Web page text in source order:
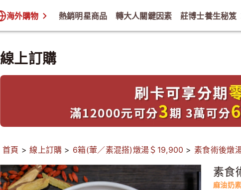
海外購物 熱銷明星商品 轉大人關鍵因素 莊博士養生秘笈
線上訂購
首頁 >線上訂購 > 6箱(葷／素混搭)燉湯＄19,900 >素食術後燉
素食
麻油奶